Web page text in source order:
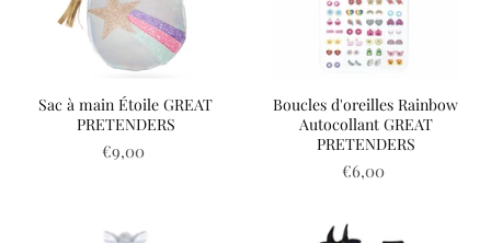
Sac à main Étoile GREAT
PRETENDERS
€9,00
Boucles d'oreilles Rainbow
Autocollant GREAT
PRETENDERS
€6,00